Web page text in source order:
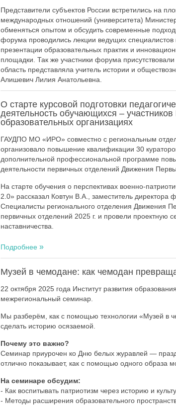
Представители субъектов России встретились на
международных отношений (университета)
обменяться опытом и обсудить современные
форума проводились лекции ведущих специалистов
презентации образовательных практик и
площадки. Так же участники форума
область представляла учитель истории и
Алишевич Лилия Анатольевна.
О старте курсовой подготовки
деятельность обучающихся –
образовательных организациях
ГАУДПО МО «ИРО» совместно с региональным
организовало повышение квалификации 30
дополнительной профессиональной программе
деятельности первичных отделений Движения
На старте обучения о перспективах военно-
2.0» рассказал Ковтун В.А., заместитель
Специалисты регионального отделения Движения
первичных отделений 2025 г. и провели проектную
наставничества.
Подробнее
Музей в чемодане: как чемодан
22 октября 2025 года Институт развития
межрегиональный семинар.
Мы разберём, как с помощью технологии «Музей в
сделать историю осязаемой.
Почему это важно?
Семинар приурочен ко Дню белых журавлей —
отлично показывает, как с помощью одного образа
На семинаре обсудим:
- Как воспитывать патриотизм через историю и
- Методы расширения образовательного